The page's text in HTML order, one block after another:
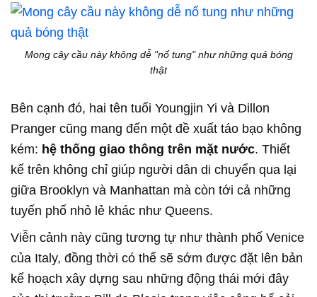
Mong cây cầu này không dễ "nổ tung" như những quả bóng
thật
Bên cạnh đó, hai tên tuổi Youngjin Yi và Dillon
Pranger cũng mang đến một đề xuất táo bạo không
kém: hệ thống giao thông trên mặt nước. Thiết
kế trên không chỉ giúp người dân di chuyển qua lại
giữa Brooklyn và Manhattan mà còn tới cả những
tuyến phố nhỏ lẻ khác như Queens.
Viễn cảnh này cũng tương tự như thành phố Venice
của Italy, đồng thời có thể sẽ sớm được đặt lên bản
kế hoạch xây dựng sau những động thái mới đây